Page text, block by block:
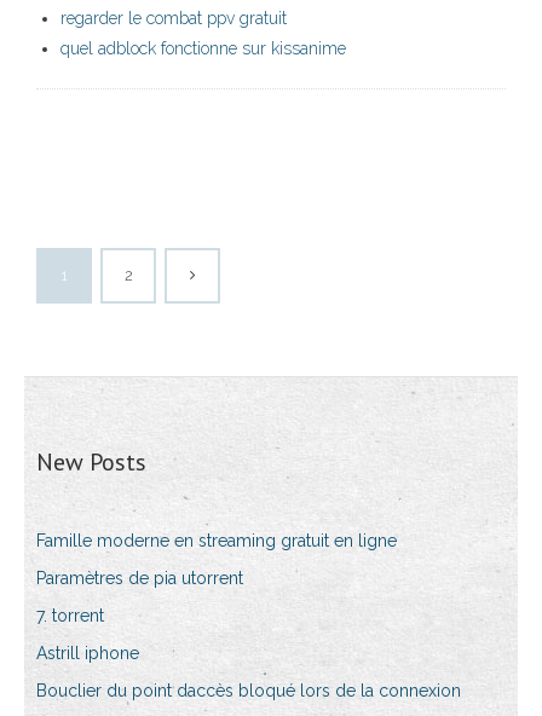
regarder le combat ppv gratuit
quel adblock fonctionne sur kissanime
1 2
New Posts
Famille moderne en streaming gratuit en ligne
Paramètres de pia utorrent
7. torrent
Astrill iphone
Bouclier du point daccès bloqué lors de la connexion